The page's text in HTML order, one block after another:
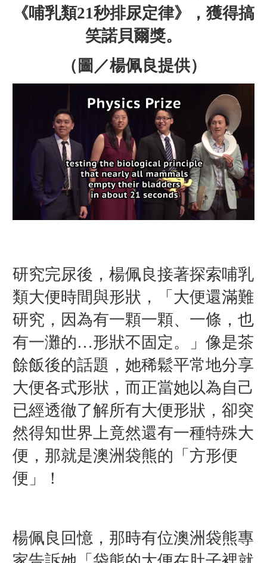
《哺乳類21秒排尿定律》，獲得搞
笑諾貝爾獎。
（圖／楊佩良提供）
研究完尿後，楊佩良接著探索哺乳
類大便時間與形狀，「大便還滿難
研究，因為有一顆一顆、一條，也
有一灘的…形狀不固定。」像是茶
餘飯後的話題，她稀鬆平常地分享
大便各式形狀，而正當她以為自己
已經透徹了解所有大便形狀，卻突
然得知世界上竟然還有一種特殊大
便，那就是澳洲袋熊的「方形便
便」！
楊佩良回憶，那時有位澳洲袋熊專